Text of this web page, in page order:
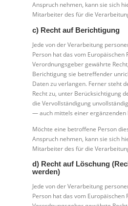
Anspruch nehmen, kann sie sich
Mitarbeiter des für die
c) Recht auf Berichtigung
Jede von der Verarbeitung
Person hat das vom Europäischen
Verordnungsgeber gewährte
Berichtigung sie betreffender
Daten zu verlangen. Ferner steht
Recht zu, unter Berücksichtigung
die Vervollständigung
— auch mittels einer
Möchte eine betroffene Person
Anspruch nehmen, kann sie sich
Mitarbeiter des für die
d) Recht auf Löschung
werden)
Jede von der Verarbeitung
Person hat das vom Europäischen